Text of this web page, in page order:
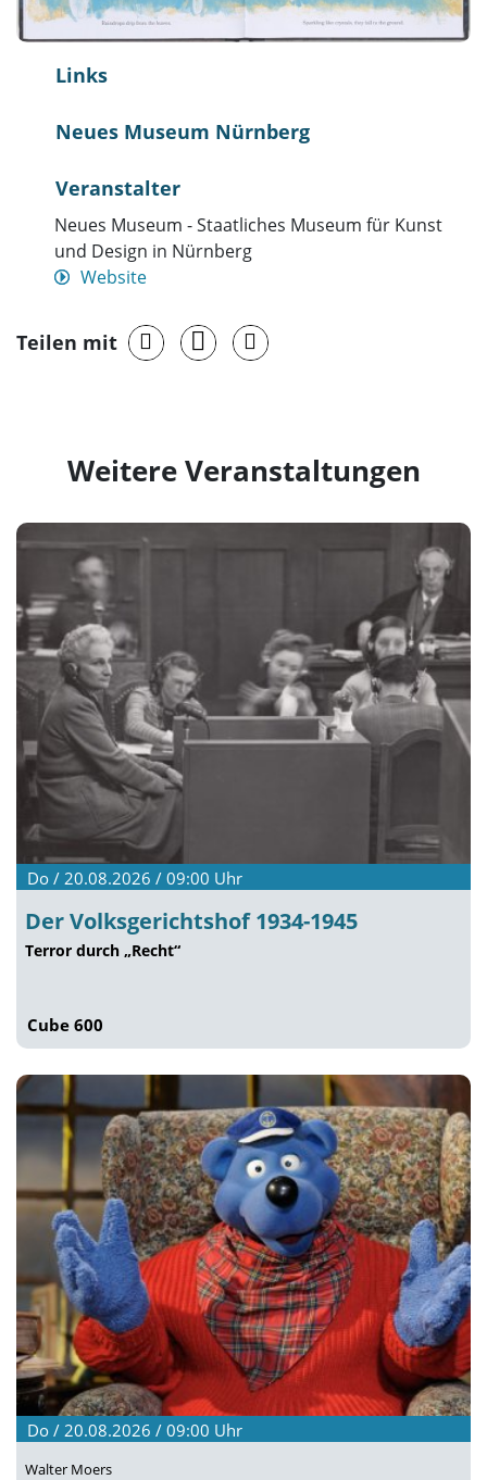
Links
Neues Museum Nürnberg
Veranstalter
Neues Museum - Staatliches Museum für Kunst
und Design in Nürnberg
Website
Teilen mit
Weitere Veranstaltungen
Do / 20.08.2026 / 09:00 Uhr
Der Volksgerichtshof 1934-1945
Terror durch „Recht“
Cube 600
Do / 20.08.2026 / 09:00 Uhr
Walter Moers